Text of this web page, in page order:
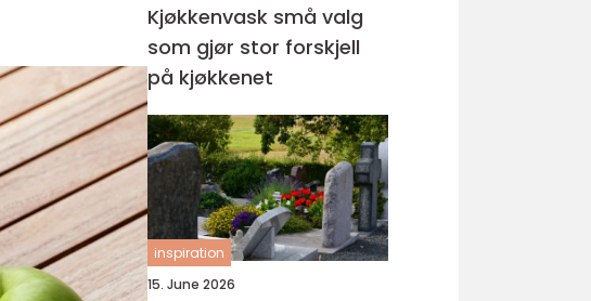
Kjøkkenvask små valg
som gjør stor forskjell
på kjøkkenet
inspiration
15. June 2026